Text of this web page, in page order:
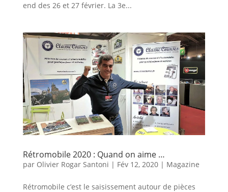
end des 26 et 27 février. La 3e...
Rétromobile 2020 : Quand on aime …
par Olivier Rogar Santoni | Fév 12, 2020| Magazine
Rétromobile c’est le saisissement autour de pièces